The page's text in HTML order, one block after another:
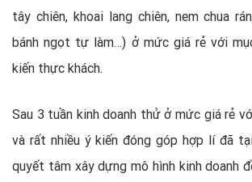
tây chiên, khoai lang chiên, nem chua
bánh ngọt tự làm…) ở mức giá rẻ với
kiến thực khách.
Sau 3 tuần kinh doanh thử ở mức giá rẻ
và rất nhiều ý kiến đóng góp hợp lí đã
quyết tâm xây dựng mô hình kinh doanh